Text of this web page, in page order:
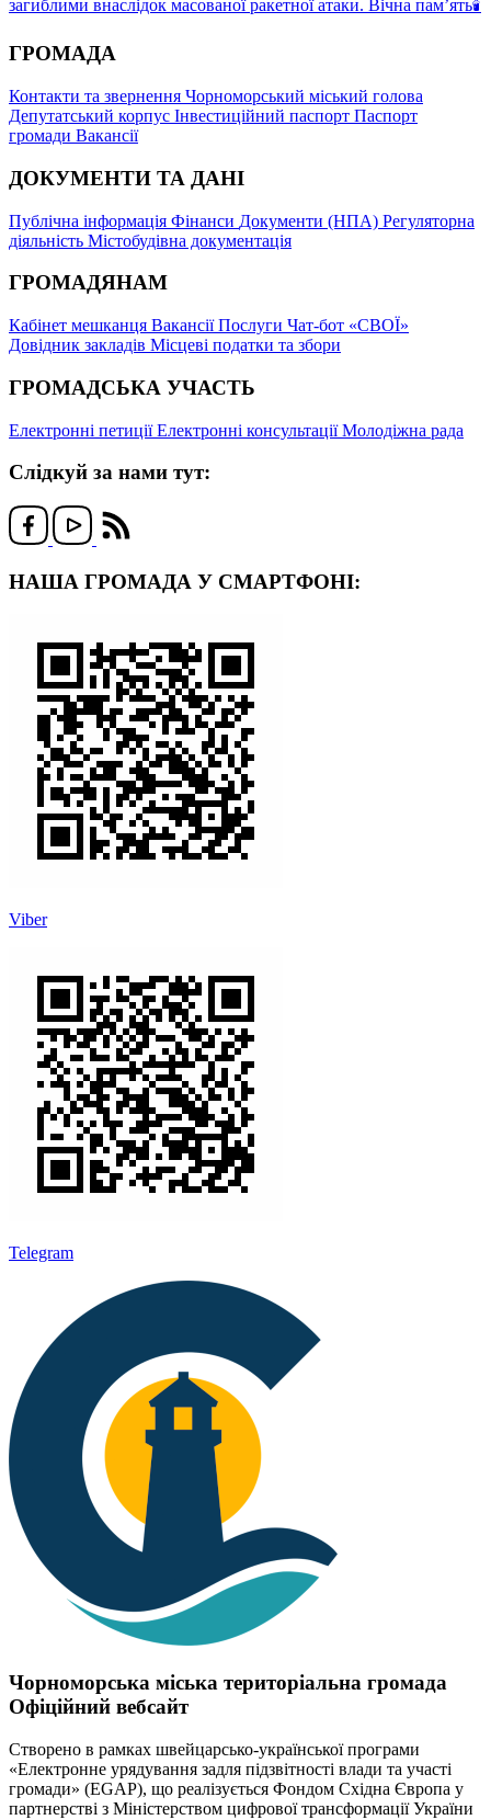
загиблими внаслідок масованої ракетної атаки. Вічна памʼять🕯
ГРОМАДА
Контакти та звернення Чорноморський міський голова
Депутатський корпус Інвестиційний паспорт Паспорт
громади Вакансії
ДОКУМЕНТИ ТА ДАНІ
Публічна інформація Фінанси Документи (НПА) Регуляторна
діяльність Містобудівна документація
ГРОМАДЯНАМ
Кабінет мешканця ВакансіїПослуги Чат-бот «СВОЇ»
Довідник закладів Місцеві податки та збори
ГРОМАДСЬКА УЧАСТЬ
Електронні петиціїЕлектронні консультаціїМолодіжна рада
Слідкуй за нами тут:
НАША ГРОМАДА У СМАРТФОНІ:
Viber
Telegram
Чорноморська міська територіальна громада
Офіційний вебсайт
Створено в рамках швейцарсько-української програми
«Електронне урядування задля підзвітності влади та участі
громади» (EGAP), що реалізується Фондом Східна Європа у
партнерстві з Міністерством цифрової трансформації України